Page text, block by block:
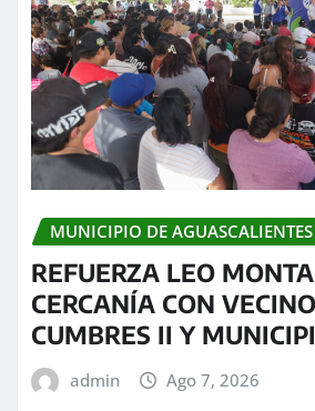
MUNICIPIO DE AGUASCALIENTES
REFUERZA LEO
CERCANÍA CON
CUMBRES II Y
admin Ago 7, 2026